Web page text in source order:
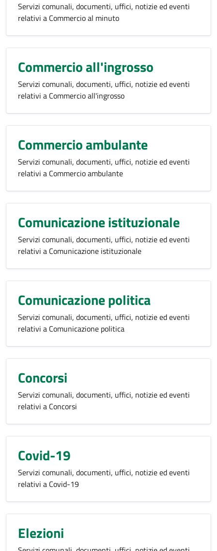
Servizi comunali, documenti, uffici, notizie ed eventi
relativi a Commercio al minuto
Commercio all'ingrosso
Servizi comunali, documenti, uffici, notizie ed eventi
relativi a Commercio all'ingrosso
Commercio ambulante
Servizi comunali, documenti, uffici, notizie ed eventi
relativi a Commercio ambulante
Comunicazione istituzionale
Servizi comunali, documenti, uffici, notizie ed eventi
relativi a Comunicazione istituzionale
Comunicazione politica
Servizi comunali, documenti, uffici, notizie ed eventi
relativi a Comunicazione politica
Concorsi
Servizi comunali, documenti, uffici, notizie ed eventi
relativi a Concorsi
Covid-19
Servizi comunali, documenti, uffici, notizie ed eventi
relativi a Covid-19
Elezioni